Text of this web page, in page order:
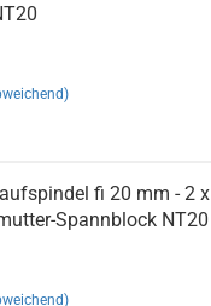
fi 20 mm - 2 x
Spannblock NT20